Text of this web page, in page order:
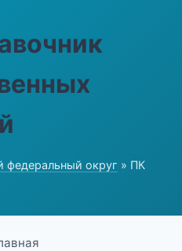
федеральный округ » ПК